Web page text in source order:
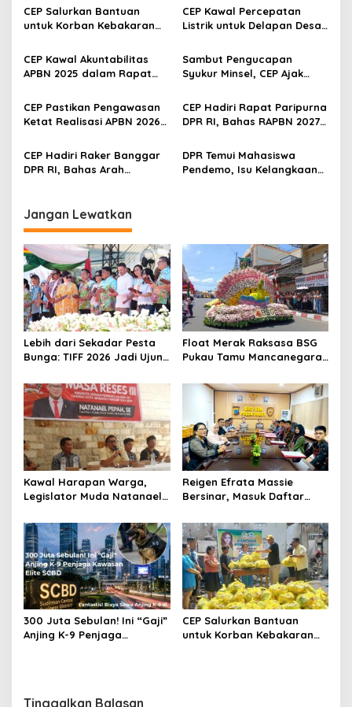
s
p
o
s
CEP Salurkan Bantuan
untuk Korban Kebakaran
bagi Warga Terdampak
CEP Kawal Percepatan
Listrik untuk Delapan Desa
Rasio Elektrifikasi 100
Persen
CEP Kawal Akuntabilitas
APBN 2025 dalam Rapat
Sambut Pengucapan
Syukur Minsel, CEP Ajak
Semangat 1 Tesalonika
CEP Pastikan Pengawasan
Ketat Realisasi APBN 2026
CEP Hadiri Rapat Paripurna
DPR RI, Bahas RAPBN 2027
Pengawasan OJK
CEP Hadiri Raker Banggar
DPR RI, Bahas Arah
2027
DPR Temui Mahasiswa
Pendemo, Isu Kelangkaan
Jangan Lewatkan
Lebih dari Sekadar Pesta
Bunga: TIFF 2026 Jadi Ujung
Indonesia di Kancah Global
Float Merak Raksasa BSG
Pukau Tamu Mancanegara,
Cetak Rekor Peserta
Kawal Harapan Warga,
Legislator Muda Natanael
Bersih Segera
Ditindaklanjuti
Reigen Efrata Massie
Bersinar, Masuk Daftar
yang Lolos Seleksi Pusat
‎300 Juta Sebulan! Ini “Gaji”
Anjing K-9 Penjaga
CEP Salurkan Bantuan
untuk Korban Kebakaran
Tinggalkan Balasan